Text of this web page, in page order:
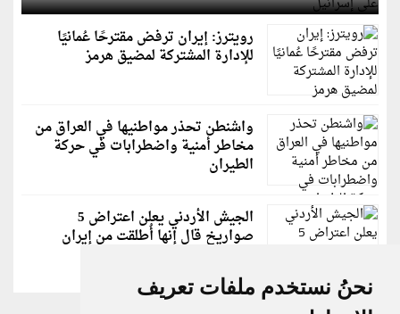
نحنُ نستخدم ملفات تعريف
رويترز: إيران ترفض مقترحًا عُمانيًا
للإدارة المشتركة لمضيق هرمز
واشنطن تحذر مواطنيها في العراق من
مخاطر أمنية واضطرابات في حركة
الطيران
الجيش الأردني يعلن اعتراض 5
صواريخ قال إنها أُطلقت من إيران